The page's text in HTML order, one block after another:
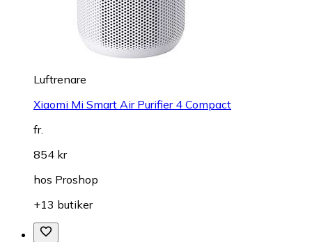
Luftrenare
Xiaomi Mi Smart Air Purifier 4 Compact
fr.
854 kr
hos Proshop
+13 butiker